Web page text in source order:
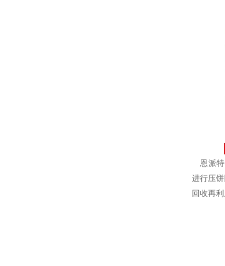
恩派特
进行压
回收再